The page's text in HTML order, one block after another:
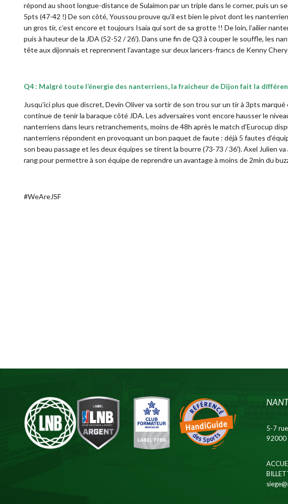
répond au shoot longue-distance de Sulaimon par un triple dans le corner, puis un
5pts (47-42 !) De son côté, Youssou prouve qu’il est bien le pivot dont les
un gros tir, c’est encore et toujours Isaia qui sort de sa grotte !! De loin, l’ailier
puis à hauteur de la JDA (52-52 / 26′). Dans une fin de Q3 à couper le souffle, les
tête aux dijonnais et reprennent l’avantage sur deux lancers-francs de Kenny
Q4 : Malgré toute l’énergie des nanterriens, la fraicheur de Dijon fait la
Jusqu’ici plus que discret, Devin Oliver va sortir de son trou sur un tir à 3pts marqué
continue de tenir la baraque côté JDA. Les adversaires vont encore hausser le
nanterriens dans leurs retranchements, moins de 48h après le match d’Eurocup
nanterriens répondent en provoquant un bon paquet de faute : déjà 5 fautes
son beau passage et les deux équipes se tirent la bourre (73-73 / 36′). Axel Julien
rang pour permettre à son équipe de reprendre un avantage à moins de 2min du
#WeAreJSF
5-7
92000